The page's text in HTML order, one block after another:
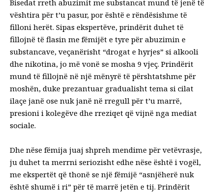
Bisedat rreth abuzimit me substancat mund të jenë të
vështira për t’u pasur, por është e rëndësishme të
filloni herët. Sipas ekspertëve, prindërit duhet të
fillojnë të flasin me fëmijët e tyre për abuzimin e
substancave, veçanërisht “drogat e hyrjes” si alkooli
dhe nikotina, jo më vonë se mosha 9 vjeç. Prindërit
mund të fillojnë në një mënyrë të përshtatshme për
moshën, duke prezantuar gradualisht tema si cilat
ilaçe janë ose nuk janë në rregull për t’u marrë,
presioni i kolegëve dhe rreziqet që vijnë nga mediat
sociale.
Dhe nëse fëmija juaj shpreh mendime për vetëvrasje,
ju duhet ta merrni seriozisht edhe nëse është i vogël,
me ekspertët që thonë se një fëmijë “asnjëherë nuk
është shumë i ri” për të marrë jetën e tij. Prindërit